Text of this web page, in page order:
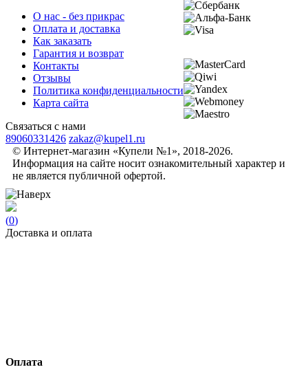
О нас - без прикрас
Оплата и доставка
Как заказать
Гарантия и возврат
Контакты
Отзывы
Политика конфиденциальности
Карта сайта
Связаться с нами
89060331426 zakaz@kupel1.ru
© Интернет-магазин «Купели №1», 2018-2026.
Информация на сайте носит ознакомительный характер и
не является публичной офертой.
(0)
Доставка и оплата
Оплата